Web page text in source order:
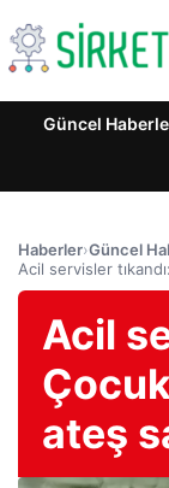
Güncel
Haberler›Güncel
Acil servisler
Acil
ateş